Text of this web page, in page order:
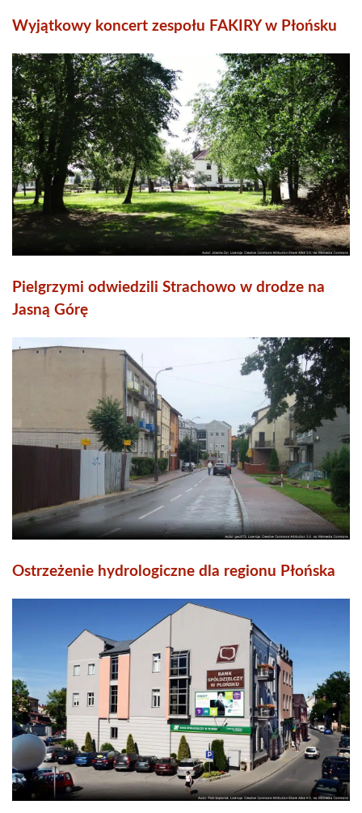
Wyjątkowy koncert zespołu FAKIRY w Płońsku
Pielgrzymi odwiedzili Strachowo w drodze na
Jasną Górę
Ostrzeżenie hydrologiczne dla regionu Płońska